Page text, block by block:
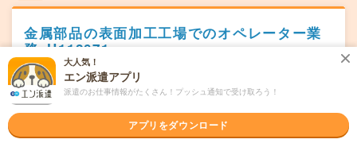
金属部品の表面加工工場でのオペレーター業
務_H112071
職種未経験OK 交通費別途支給あり
派遣
兵庫県小野市
三木(神戸電鉄線)駅から車9分
大人気！
エン派遣アプリ
派遣のお仕事情報がたくさん！プッシュ通知で受け取ろう！
アプリをダウンロード